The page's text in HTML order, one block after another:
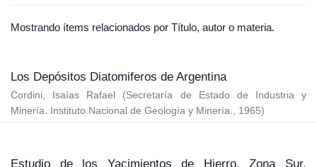
Mostrando ítems relacionados por Título, autor o materia.
Los Depósitos Diatomiferos de Argentina
Cordini, Isaías Rafael (Secretaría de Estado de Industria y
Minería. Instituto Nacional de Geología y Minería., 1965)
Estudio de los Yacimientos de Hierro, Zona Sur.